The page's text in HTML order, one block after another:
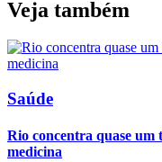
Veja também
Saúde
Rio concentra quase um
medicina